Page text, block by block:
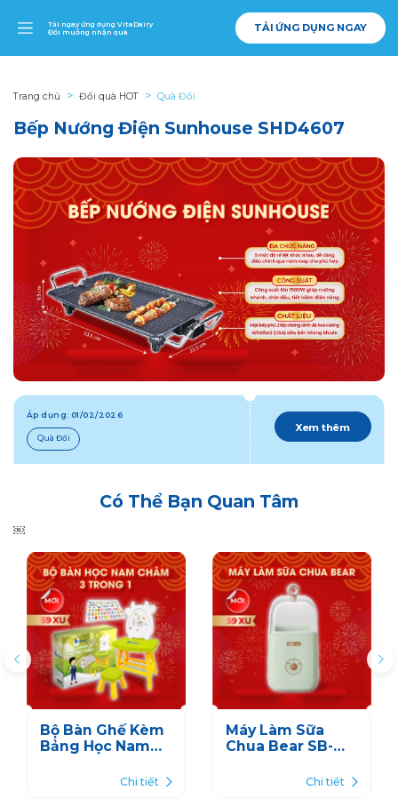
Tải ngay ứng dụng VitaDairy
Đổi muỗng nhận quà
TẢI ỨNG DỤNG NGAY
Trang chủ Đổi quà HOT Quà Đổi
Bếp Nướng Điện Sunhouse SHD4607
Áp dụng: 01/02/2026
Quà Đổi
Xem thêm
Có Thể Bạn Quan Tâm
￼
Bộ Bàn Ghế Kèm
Bảng Học Nam
Chi tiết
Máy Làm Sữa
Chua Bear SB-
Chi tiết